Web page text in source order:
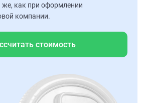
же, как при оформлении
компании.
стоимость